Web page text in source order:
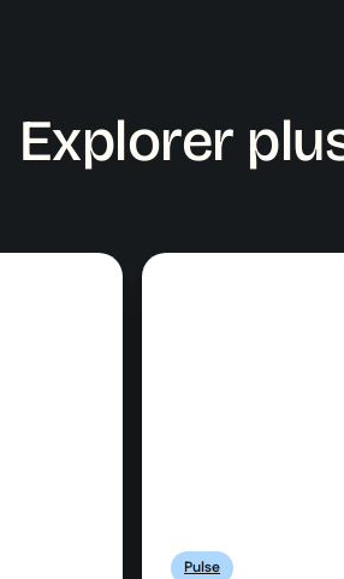
Explorer
Pulse